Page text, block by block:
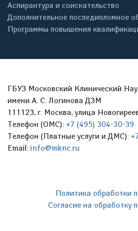
Аспирантура и соискательство
Дополнительное последипломное
Программы повышения
ГБУЗ Московский Клинический
имени А. С. Логинова ДЗМ
111123, г. Москва, улица
Телефон (ОМС): +7 (495) 304-30-39
Телефон (Платные услуги и ДМС):
Email: info@mknc.ru
Политика обработки
Согласие на обработку